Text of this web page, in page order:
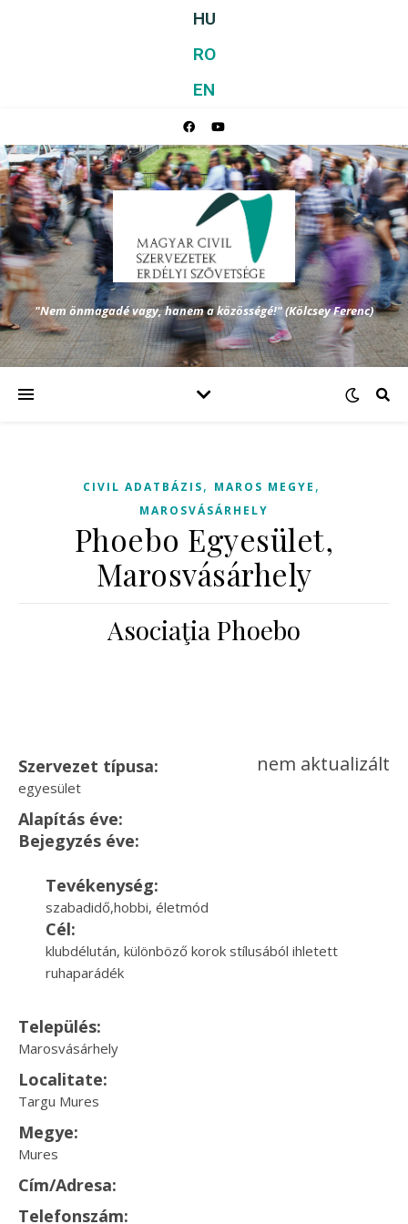
HU
RO
EN
"Nem önmagadé vagy, hanem a közösségé!" (Kölcsey Ferenc)
CIVIL ADATBÁZIS, MAROS MEGYE ,
MAROSVÁSÁRHELY
Phoebo Egyesület,
Marosvásárhely
Asociaţia Phoebo
Szervezet típusa:
egyesület
nem aktualizált
Alapítás éve:
Bejegyzés éve:
Tevékenység:
szabadidő,hobbi, életmód
Cél:
klubdélután, különböző korok stílusából ihletett
ruhaparádék
Település:
Marosvásárhely
Localitate:
Targu Mures
Megye:
Mures
Cím/Adresa:
Telefonszám: